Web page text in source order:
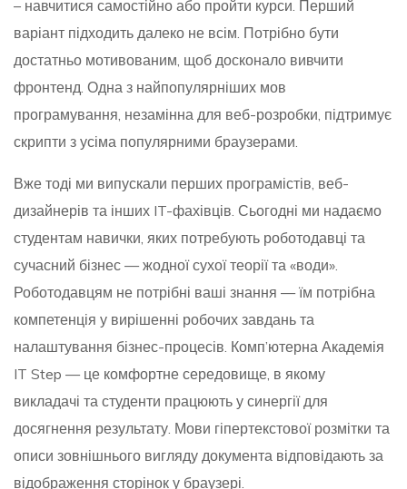
– навчитися самостійно або пройти курси. Перший
варіант підходить далеко не всім. Потрібно бути
достатньо мотивованим, щоб досконало вивчити
фронтенд. Одна з найпопулярніших мов
програмування, незамінна для веб-розробки, підтримує
скрипти з усіма популярними браузерами.
Вже тоді ми випускали перших програмістів, веб-
дизайнерів та інших IT-фахівців. Сьогодні ми надаємо
студентам навички, яких потребують роботодавці та
сучасний бізнес — жодної сухої теорії та «води».
Роботодавцям не потрібні ваші знання — їм потрібна
компетенція у вирішенні робочих завдань та
налаштування бізнес-процесів. Комп’ютерна Академія
IT Step — це комфортне середовище, в якому
викладачі та студенти працюють у синергії для
досягнення результату. Мови гіпертекстової розмітки та
описи зовнішнього вигляду документа відповідають за
відображення сторінок у браузері.